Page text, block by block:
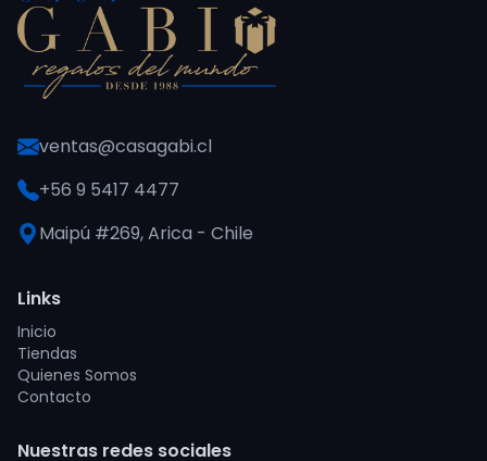
ventas@casagabi.cl
+56 9 5417 4477
Maipú #269, Arica - Chile
Links
Inicio
Tiendas
Quienes Somos
Contacto
Nuestras redes sociales